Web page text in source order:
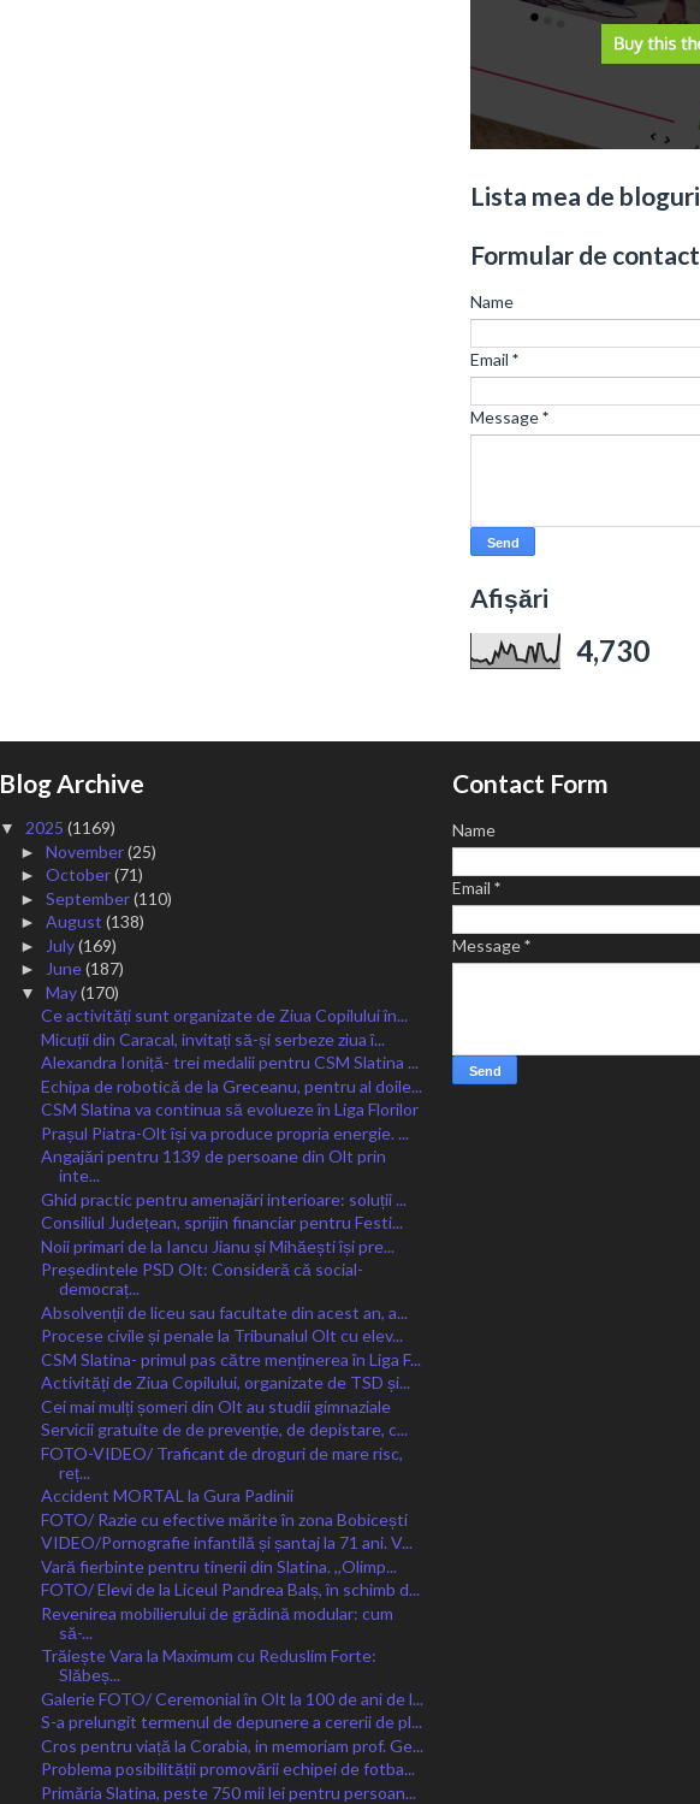
Lista mea de bloguri
Formular de contact
Name
Email *
Message*
Afișări
4,730
Blog Archive
▼ 2025 (1169)
► November(25)
► October(71)
► September(110)
► August (138)
► July(169)
► June(187)
▼ May(170)
Ce activități sunt organizate de Ziua Copilului în...
Micuții din Caracal, invitați să-și serbeze ziua î...
Alexandra Ioniță- trei medalii pentru CSM Slatina ...
Echipa de robotică de la Greceanu, pentru al doile...
CSM Slatina va continua să evolueze în Liga Florilor
Prașul Piatra-Olt își va produce propria energie. ...
Angajări pentru 1139 de persoane din Olt prin
inte...
Ghid practic pentru amenajări interioare: soluții ...
Consiliul Județean, sprijin financiar pentru Festi...
Noii primari de la Iancu Jianu și Mihăești își pre...
Președintele PSD Olt: Consideră că social-
democraț...
Absolvenții de liceu sau facultate din acest an, a...
Procese civile și penale la Tribunalul Olt cu elev...
CSM Slatina- primul pas către menținerea în Liga F...
Activități de Ziua Copilului, organizate de TSD și...
Cei mai mulți șomeri din Olt au studii gimnaziale
Servicii gratuite de de prevenție, de depistare, c...
FOTO-VIDEO/ Traficant de droguri de mare risc,
reț...
Accident MORTAL la Gura Padinii
FOTO/ Razie cu efective mărite în zona Bobicești
VIDEO/Pornografie infantilă și șantaj la 71 ani. V...
Vară fierbinte pentru tinerii din Slatina. ,,Olimp...
FOTO/ Elevi de la Liceul Pandrea Balș, în schimb d...
Revenirea mobilierului de grădină modular: cum
să-...
Trăiește Vara la Maximum cu Reduslim Forte:
Slăbeș...
Galerie FOTO/ Ceremonial în Olt la 100 de ani de l...
S-a prelungit termenul de depunere a cererii de pl...
Cros pentru viață la Corabia, in memoriam prof. Ge...
Problema posibilității promovării echipei de fotba...
Primăria Slatina, peste 750 mii lei pentru persoan...
Contact Form
Name
Email*
Message*